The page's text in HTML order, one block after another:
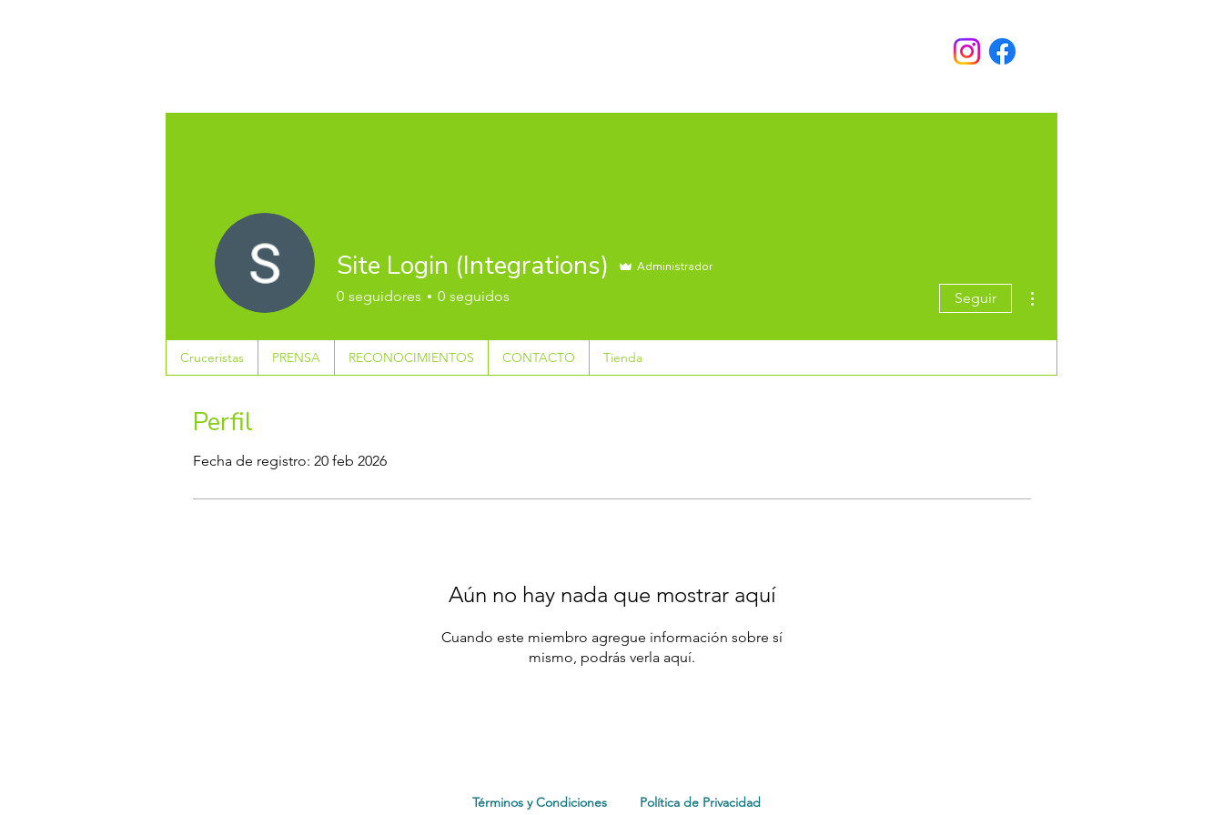
Perfil
Fecha de registro: 20 feb 2026
Aún no hay nada que mostrar aquí
Cuando este miembro agregue información sobre sí
mismo, podrás verla aquí.
Site Login (Integrations) Administrador
0 seguidores 0 seguidos Seguir
Cruceristas PRENSA RECONOCIMIENTOS CONTACTO Tienda
Términos y Condiciones Política de Privacidad